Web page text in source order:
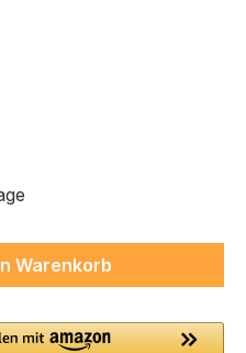
Wert
Warenkorb